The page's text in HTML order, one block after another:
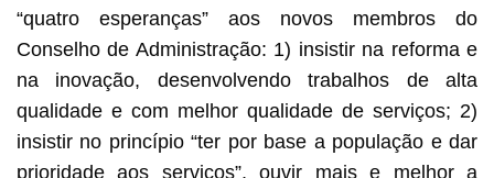
“quatro esperanças” aos novos membros do
Conselho de Administração: 1) insistir na reforma e
na inovação, desenvolvendo trabalhos de alta
qualidade e com melhor qualidade de serviços; 2)
insistir no princípio “ter por base a população e dar
prioridade aos serviços”, ouvir mais e melhor a